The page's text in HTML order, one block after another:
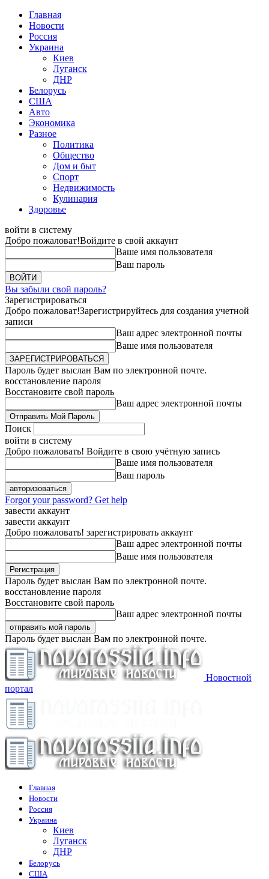
Главная
Новости
Россия
Украина
Киев
Луганск
ДНР
Белорусь
США
Авто
Экономика
Разное
Политика
Общество
Дом и быт
Спорт
Недвижимость
Кулинария
Здоровье
войти в систему
Добро пожаловат!Войдите в свой аккаунт
Ваше имя пользователя
Ваш пароль
Вы забыли свой пароль?
Зарегистрироваться
Добро пожаловат!Зарегистрируйтесь для создания учетной
записи
Ваш адрес электронной почты
Ваше имя пользователя
Пароль будет выслан Вам по электронной почте.
восстановление пароля
Восстановите свой пароль
Ваш адрес электронной почты
Поиск
войти в систему
Добро пожаловать! Войдите в свою учётную запись
Ваше имя пользователя
Ваш пароль
Forgot your password? Get help
завести аккаунт
завести аккаунт
Добро пожаловать! зарегистрировать аккаунт
Ваш адрес электронной почты
Ваше имя пользователя
Пароль будет выслан Вам по электронной почте.
восстановление пароля
Восстановите свой пароль
Ваш адрес электронной почты
Пароль будет выслан Вам по электронной почте.
Новостной
портал
Главная
Новости
Россия
Украина
Киев
Луганск
ДНР
Белорусь
США